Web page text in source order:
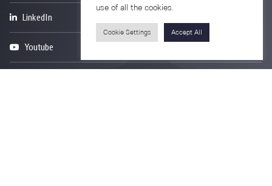
LinkedIn
Youtube
use of all the cookies.
Cookie Settings Accept All